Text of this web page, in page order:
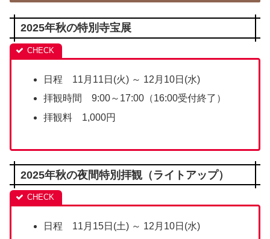
2025年秋の特別寺宝展
日程 11月11日(火) ～ 12月10日(水)
拝観時間 9:00～17:00（16:00受付終了）
拝観料 1,000円
2025年秋の夜間特別拝観（ライトアップ）
日程 11月15日(土) ～ 12月10日(水)